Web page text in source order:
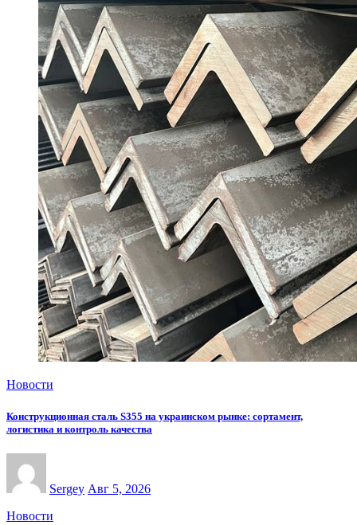
Новости
Конструкционная сталь S355 на украинском рынке: сортамент,
логистика и контроль качества
Sergey Авг 5, 2026
Новости